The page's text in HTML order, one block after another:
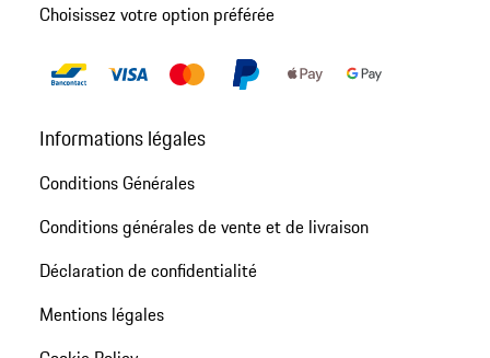
Choisissez votre option préférée
Informations légales
Conditions Générales
Conditions générales de vente et de livraison
Déclaration de confidentialité
Mentions légales